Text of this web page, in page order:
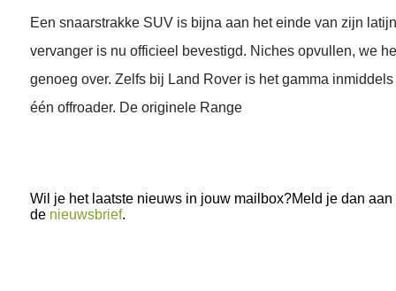
Een snaarstrakke SUV is bijna aan het einde van zijn
vervanger is nu officieel bevestigd. Niches opvullen, we
genoeg over. Zelfs bij Land Rover is het gamma
één offroader. De originele Range
Wil je het laatste nieuws in jouw mailbox?Meld je dan aan
de nieuwsbrief.